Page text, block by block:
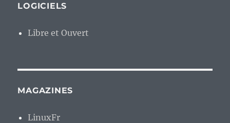
LOGICIELS
Libre et Ouvert
MAGAZINES
LinuxFr